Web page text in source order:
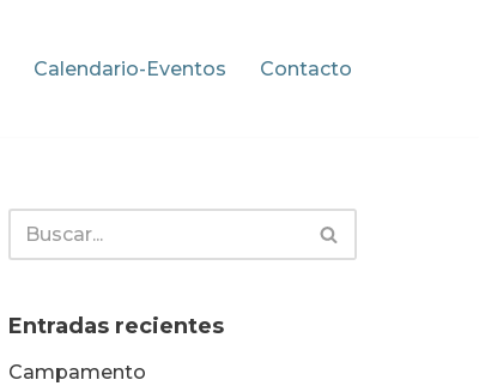
Calendario-Eventos Contacto
Entradas recientes
Campamento